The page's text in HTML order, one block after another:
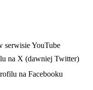
serwisie YouTube
na X (dawniej Twitter)
na Facebooku